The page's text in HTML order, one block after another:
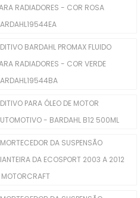
Cabo Do Freio De Mão
Cilindro De Freio
Disco De Freios
Pastilhas De Freios
Servo Freio
Alavanca Freio De Mão
RADIADORES - COR ROSA
BARDAHL PROMAX FLUIDO
RADIADORES - COR VERDE
PARA ÓLEO DE MOTOR
- BARDAHL B12 500ML
DA SUSPENSÃO
DA ECOSPORT 2003 A 2012